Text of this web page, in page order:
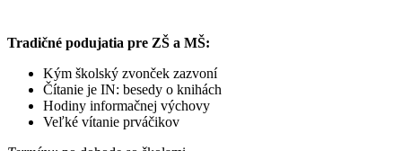
Tradičné podujatia pre ZŠ a MŠ:
Kým školský zvonček zazvoní
Čítanie je IN: besedy o knihách
Hodiny informačnej výchovy
Veľké vítanie prváčikov